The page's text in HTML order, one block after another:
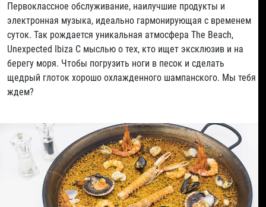
Первоклассное обслуживание, наилучшие продукты и
электронная музыка, идеально гармонирующая с временем
суток. Так рождается уникальная атмосфера The Beach,
Unexpected Ibiza С мыслью о тех, кто ищет эксклюзив и на
берегу моря. Чтобы погрузить ноги в песок и сделать
щедрый глоток хорошо охлажденного шампанского. Мы тебя
ждем?